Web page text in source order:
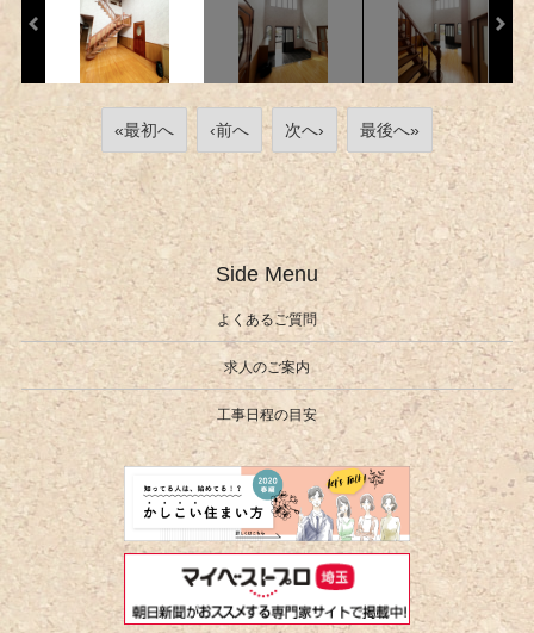
«最初へ ‹前へ 次へ› 最後へ»
Side Menu
よくあるご質問
求人のご案内
工事日程の目安